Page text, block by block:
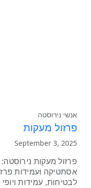
אנשי נירוסטה
פרזול מעקות
September 3, 2025
פרזול מעקות
אסתטיקה ועמידות
לבטיחות, עמידות